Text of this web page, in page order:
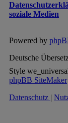
soziale Medien
Powered by
Deutsche
Style
phpBB SiteMaker
Datenschutz |